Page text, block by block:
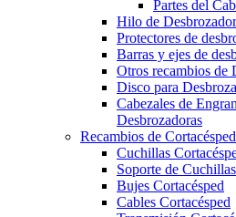
Partes del
Hilo de
Protectores de
Barras y ejes de
Otros recambios de
Disco para
Cabezales de
Desbrozadoras
Recambios de Cortacésped
Cuchillas
Soporte de
Bujes Cortacésped
Cables Cortacésped